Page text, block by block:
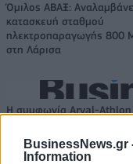
BusinessNews.gr
Information
Όμιλος ΑΒΑΞ:
κατασκευή σταθμού
ηλεκτροπαραγωγής 800
στη Λάρισα
Η συμφωνία Arval-Athlon